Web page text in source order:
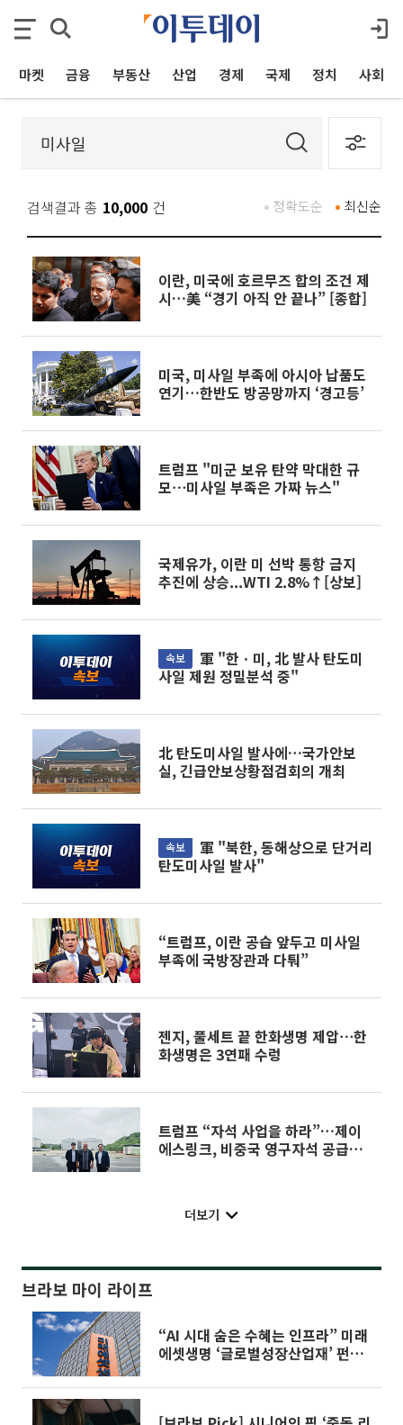
마켓 금융 부동산 산업 경제 국제 정치 사회
검색결과 총 10,000 건 최신순
정확도순
이란, 미국에 호르무즈 합의 조건 제
시…美 “경기 아직 안 끝나” [종합]
미국, 미사일 부족에 아시아 납품도
연기…한반도 방공망까지 ‘경고등’
트럼프 "미군 보유 탄약 막대한 규
모⋯미사일 부족은 가짜 뉴스"
국제유가, 이란 미 선박 통항 금지
추진에 상승...WTI 2.8%↑[상보]
속보
사일 제원 정밀분석 중"
北 탄도미사일 발사에…국가안보
실, 긴급안보상황점검회의 개최
속보
탄도미사일 발사"
“트럼프, 이란 공습 앞두고 미사일
부족에 국방장관과 다퉈”
젠지, 풀세트 끝 한화생명 제압⋯한
화생명은 3연패 수렁
트럼프 “자석 사업을 하라”…제이
에스링크, 비중국 영구자석 공급망
더보기
브라보 마이 라이프
“AI 시대 숨은 수혜는 인프라” 미래
에셋생명 ‘글로벌성장산업재’ 펀드